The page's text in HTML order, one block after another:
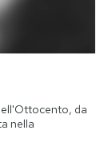
da
nella